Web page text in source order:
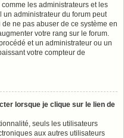
les administrateurs et les
un administrateur du forum peut
ne pas abuser de ce système en
votre rang sur le forum.
et un administrateur ou un
votre compteur de
lorsque je clique sur le lien de
seuls les utilisateurs
aux autres utilisateurs